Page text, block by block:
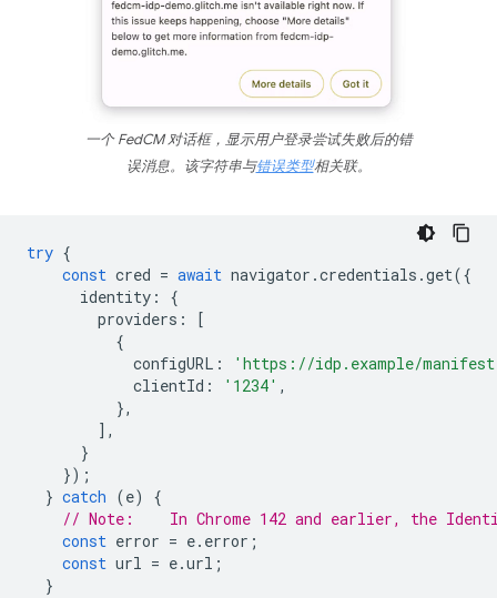
一个 FedCM 对话框，显示用户登录尝试失败后的错
误消息。该字符串与错误类型相关联。
try {
const cred = await navigator .credentials .get({
identity :
{
providers :
[
{
configURL :
'https://idp.example/
clientId : '1234' ,
},
],
}
});
} catch (e)
{
// Note:    In Chrome 142 and earlier, the
const error = e. error ;
const url = e.url ;
}